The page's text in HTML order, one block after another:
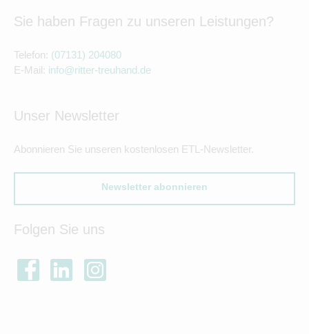
Sie haben Fragen zu unseren Leistungen?
Telefon: (07131) 204080
E-Mail: info@ritter-treuhand.de
Unser Newsletter
Abonnieren Sie unseren kostenlosen ETL-Newsletter.
Newsletter abonnieren
Folgen Sie uns